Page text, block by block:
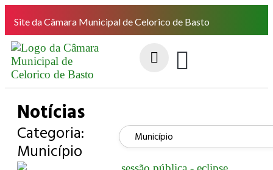
Site da Câmara Municipal de Celorico de Basto
Notícias
Categoria:
Município
Município